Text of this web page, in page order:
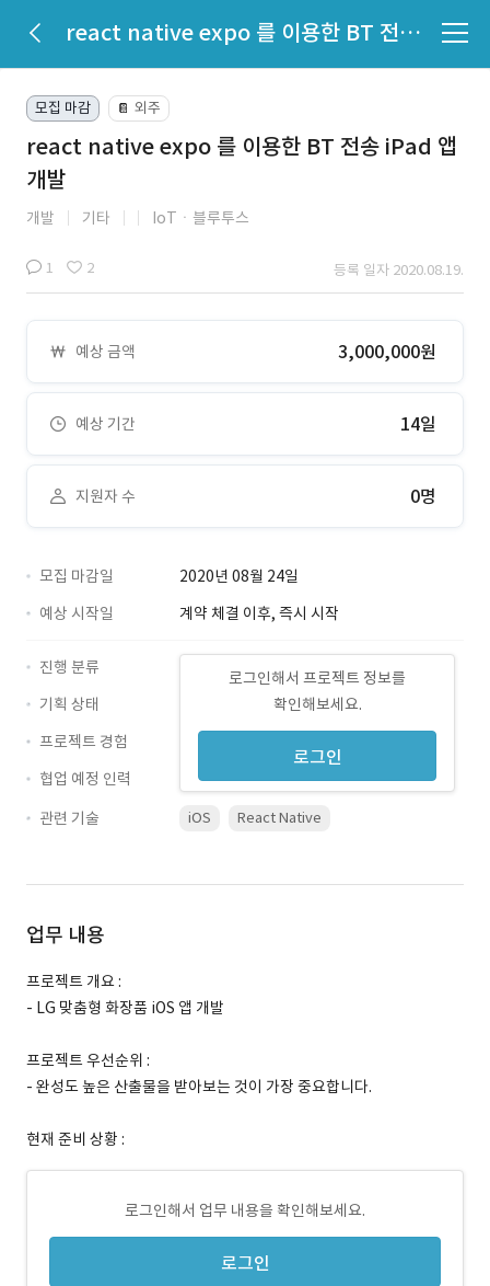
react native expo 를 이용한 BT 전송 iPad 앱 개발
모집 마감 📔 외주
react native expo 를 이용한 BT 전송 iPad 앱
개발
개발 기타 IoTㆍ블루투스
1 2 등록 일자 2020.08.19.
예상 금액 3,000,000원
예상 기간 14일
지원자 수 0명
모집 마감일
2020년 08월 24일
예상 시작일
계약 체결 이후, 즉시 시작
로그인해서 프로젝트 정보를
확인해보세요.
로그인
진행 분류
기획 상태
프로젝트 경험
협업 예정 인력
관련 기술
iOS React Native
업무 내용
프로젝트 개요 :
- LG 맞춤형 화장품 iOS 앱 개발
프로젝트 우선순위 :
- 완성도 높은 산출물을 받아보는 것이 가장 중요합니다.
현재 준비 상황 :
로그인해서 업무 내용을 확인해보세요.
로그인